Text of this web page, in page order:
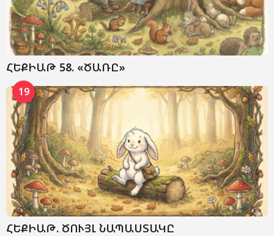
ՀԵՔԻԱԹ 58. «ԾԱՌԸ»
19
ՀԵՔԻԱԹ. ԾՈՒՅԼ ՆԱՊԱՍՏԱԿԸ